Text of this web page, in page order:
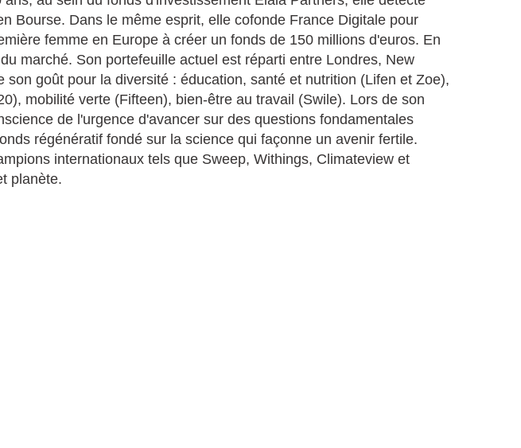
Bourse. Dans le même esprit, elle cofonde France Digitale pour
femme en Europe à créer un fonds de 150 millions d'euros. En
marché. Son portefeuille actuel est réparti entre Londres, New
goût pour la diversité : éducation, santé et nutrition (Lifen et Zoe),
mobilité verte (Fifteen), bien-être au travail (Swile). Lors de son
de l'urgence d'avancer sur des questions fondamentales
régénératif fondé sur la science qui façonne un avenir fertile.
internationaux tels que Sweep, Withings, Climateview et
planète.